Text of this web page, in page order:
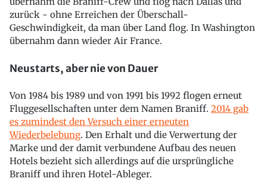
zurück - ohne Erreichen der Überschall-
Geschwindigkeit, da man über Land flog. In Washington
übernahm dann wieder Air France.
Neustarts, aber nie von Dauer
Von 1984 bis 1989 und von 1991 bis 1992 flogen erneut
Fluggesellschaften unter dem Namen Braniff. 2014 gab
es zumindest den Versuch einer erneuten
Wiederbelebung. Den Erhalt und die Verwertung der
Marke und der damit verbundene Aufbau des neuen
Hotels bezieht sich allerdings auf die ursprüngliche
Braniff und ihren Hotel-Ableger.